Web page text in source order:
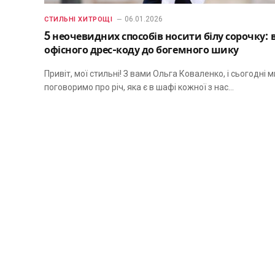
СТИЛЬНІ ХИТРОЩІ 06.01.2026
5 неочевидних способів носити білу сорочку:
офісного дрес-коду до богемного шику
Привіт, мої стильні! З вами Ольга Коваленко, і сьогодні
поговоримо про річ, яка є в шафі кожної з нас…